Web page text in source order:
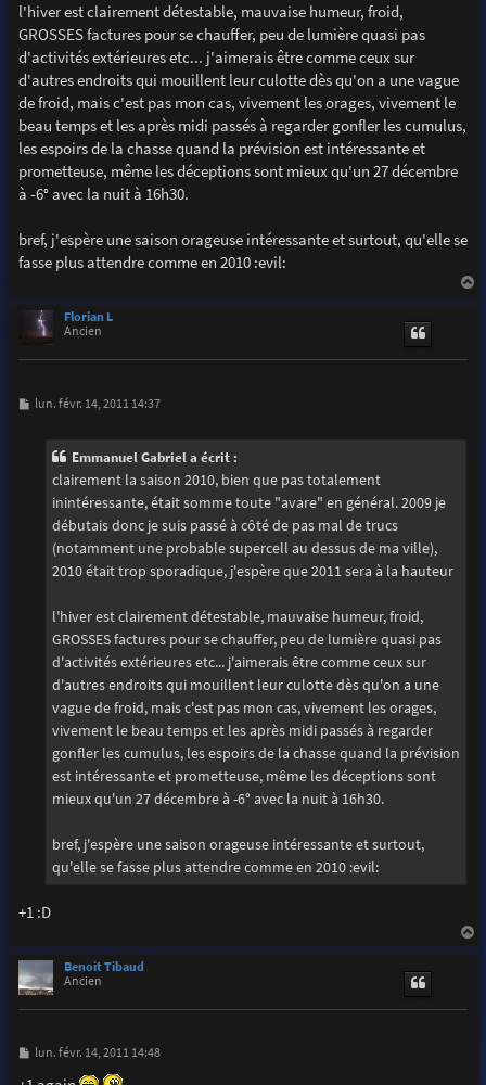
l'hiver est clairement détestable, mauvaise humeur, froid,
GROSSES factures pour se chauffer, peu de lumière quasi pas
d'activités extérieures etc... j'aimerais être comme ceux sur
d'autres endroits qui mouillent leur culotte dès qu'on a une vague
de froid, mais c'est pas mon cas, vivement les orages, vivement le
beau temps et les après midi passés à regarder gonfler les cumulus,
les espoirs de la chasse quand la prévision est intéressante et
prometteuse, même les déceptions sont mieux qu'un 27 décembre
à -6° avec la nuit à 16h30.
bref, j'espère une saison orageuse intéressante et surtout, qu'elle se
fasse plus attendre comme en 2010 :evil:
Florian L
Ancien
Mlun. févr. 14, 2011 14:37
Emmanuel Gabriel a écrit :
clairement la saison 2010, bien que pas totalement
inintéressante, était somme toute "avare" en général. 2009 je
débutais donc je suis passé à côté de pas mal de trucs
(notamment une probable supercell au dessus de ma ville),
2010 était trop sporadique, j'espère que 2011 sera à la hauteur
l'hiver est clairement détestable, mauvaise humeur, froid,
GROSSES factures pour se chauffer, peu de lumière quasi pas
d'activités extérieures etc... j'aimerais être comme ceux sur
d'autres endroits qui mouillent leur culotte dès qu'on a une
vague de froid, mais c'est pas mon cas, vivement les orages,
vivement le beau temps et les après midi passés à regarder
gonfler les cumulus, les espoirs de la chasse quand la prévision
est intéressante et prometteuse, même les déceptions sont
mieux qu'un 27 décembre à -6° avec la nuit à 16h30.
bref, j'espère une saison orageuse intéressante et surtout,
qu'elle se fasse plus attendre comme en 2010 :evil:
+1 :D
Benoit Tibaud
Ancien
M
s
lun. févr. 14, 2011 14:48